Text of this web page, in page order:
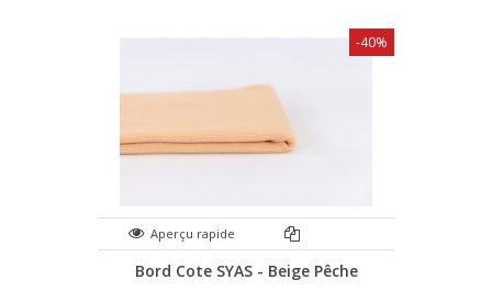
Aperçu rapide
Bord Cote SYAS - Beige Pêche
-40%